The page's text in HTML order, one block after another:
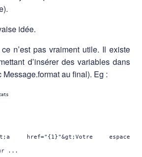
idée.
n’est pas vraiment utile. Il existe
d’insérer des variables dans
au final). Eg :
espace
...